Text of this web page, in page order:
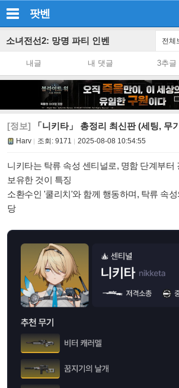
팟벤
소녀전선2: 망명 파티 인벤 전체
내글 내 댓글 3추글
[정보] 「니키타」 총정리 최신판 (세팅, 무
Harv 조회: 9171 2025-08-08 10:54:55
니키타는 탁류 속성 센티널로, 명함 단계부터
보유한 것이 특징
소환수인 '쿨리치'와 함께 행동하며, 탁류 속
당